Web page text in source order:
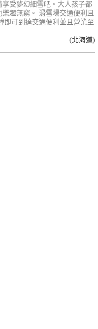
受夢幻細雪吧。大人孩子都
趣無窮。 滑雪場交通便利且
即可到達交通便利並且營業至
(北海道)